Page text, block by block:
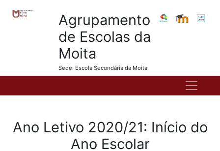
Agrupamento
de Escolas da
Moita
Sede: Escola Secundária da Moita
Ano Letivo 2020/21: Início do
Ano Escolar